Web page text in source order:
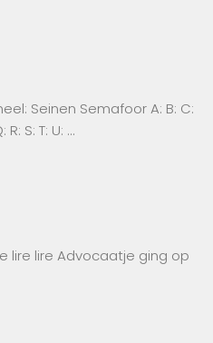
Seinen Semafoor A: B: C:
R: S: T: U: …
lire lire Advocaatje ging op